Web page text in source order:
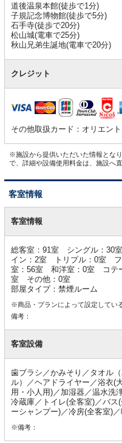
道後温泉本館(徒歩で1分)
子規記念博物館(徒歩で5分)
石手寺(徒歩で20分)
松山城(電車で25分)
秋山兄弟生誕地(電車で20分)
クレジット
その他取扱カード：オリエン
※施設から提供いただいた情報とな
で、詳細や設備使用料金は、施設へ
客室情報
室客室情報
総客室：91室 シングル：
イン：2室 トリプル：0室
室：56室 和洋室：0室 コテ
室 その他：0室
部屋タイプ：禁煙ルーム
※商品・プランによって設定してい
備考：
客室設備
歯ブラシ／かみそり／タオル
ル）／ヘアドライヤー／浴衣(
用・小人用)／加湿器／温水洗
冷蔵庫／トイレ(全客室)／バス
ーシャンプー)／冷房(全客室)
※備考：